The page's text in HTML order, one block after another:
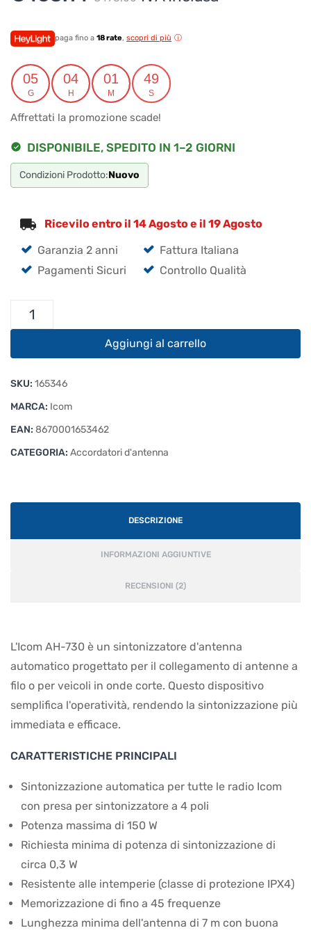
originale
era:
€498.00.
attuale
è:
€463.14.
paga fino a 18 rate, scopri di più
05
G
04
H
01
M
49
S
Affrettati la promozione scade!
DISPONIBILE, SPEDITO IN 1–2 GIORNI
Condizioni Prodotto:Nuovo
Ricevilo entro il 14 Agosto e il 19 Agosto
Garanzia 2 anni
Fattura Italiana
Pagamenti Sicuri
Controllo Qualità
Icom
Accordatore
Palo
1,8-
MHz
quantità
Aggiungi al carrello
SKU: 165346
MARCA: Icom
EAN: 8670001653462
CATEGORIA: Accordatori d'antenna
DESCRIZIONE
INFORMAZIONI AGGIUNTIVE
RECENSIONI (2)
L'Icom AH-730 è un sintonizzatore d'antenna
automatico progettato per il collegamento di antenne a
filo o per veicoli in onde corte. Questo dispositivo
semplifica l'operatività, rendendo la sintonizzazione più
immediata e efficace.
CARATTERISTICHE PRINCIPALI
Sintonizzazione automatica per tutte le radio Icom
con presa per sintonizzatore a 4 poli
Potenza massima di 150 W
Richiesta minima di potenza di sintonizzazione di
circa 0,3 W
Resistente alle intemperie (classe di protezione IPX4)
Memorizzazione di fino a 45 frequenze
Lunghezza minima dell'antenna di 7 m con buona